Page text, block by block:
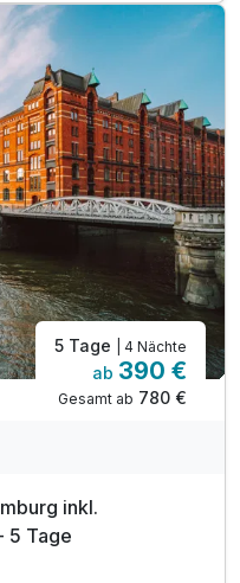
5 Tage | 4 Nächte
ab 390 €
Gesamt ab 780 €
inkl.
5 Tage